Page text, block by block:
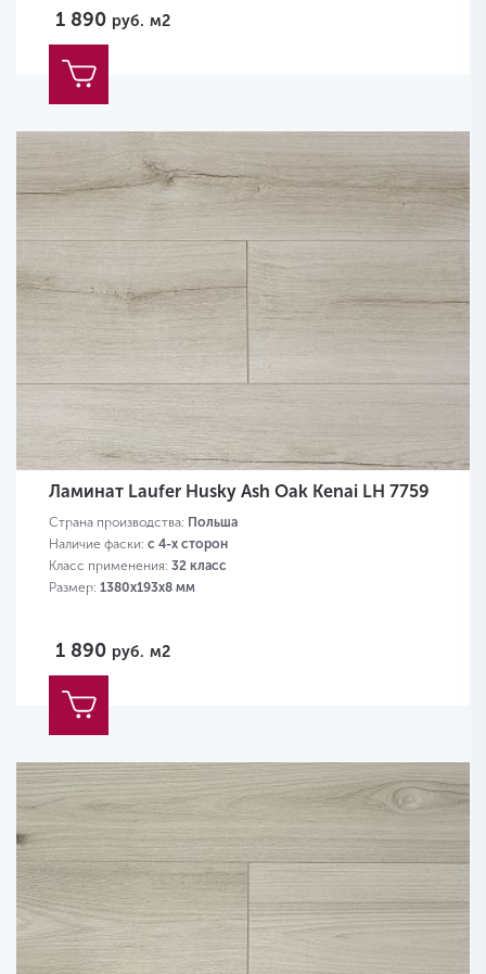
1 890 руб. м2
Ламинат Laufer Husky Ash Oak Kenai LH 7759
Страна производства: Польша
Наличие фаски: с 4-х сторон
Класс применения: 32 класс
Размер: 1380х193х8 мм
1 890 руб. м2